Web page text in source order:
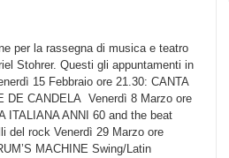
per la rassegna di musica e teatro
Stohrer. Questi gli appuntamenti in
15 Febbraio ore 21.30: CANTA
DE CANDELA Venerdì 8 Marzo ore
ITALIANA ANNI 60 and the beat
del rock Venerdì 29 Marzo ore
MACHINE Swing/Latin